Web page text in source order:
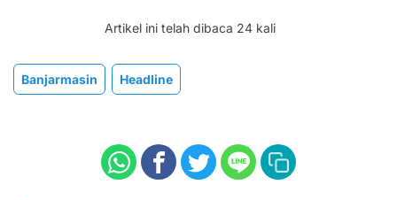
Artikel ini telah dibaca 24 kali
Banjarmasin Headline